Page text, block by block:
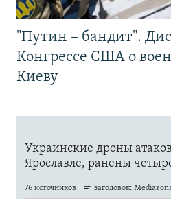
"Путин – бандит".
Конгрессе США о
Киеву